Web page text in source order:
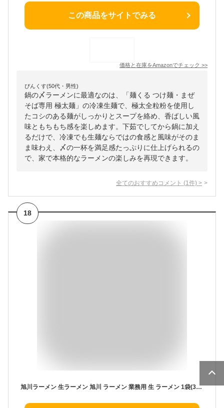
この商品をサイトでみる
価格と在庫をAmazonでチェック >>
ぴんくす(50代・男性)
鍋の〆ラーメンに最適なのは、「麺くる つけ麺・まぜ
そば専用 極太麺」の冷凍生麺で、極太全粒粉を使用し
たコシのある麺がしっかりとスープを絡め、香ばしい風
味ともちもち感を楽しめます。下茹でしてから鍋に加え
るだけで、冷凍でも生麺ならではの食感と風味がそのま
ま味わえ、〆の一杯を満足感たっぷりに仕上げられるの
で、家で本格的なラーメンの楽しみを再現できます。
全てのおすすめコメント (1 件) >
18
旭川ラーメン 生ラーメン 旭川 ラーメン 業務用 生 ラーメン 1袋(3食入) 麺類 生麺 北海道 藤原製麺